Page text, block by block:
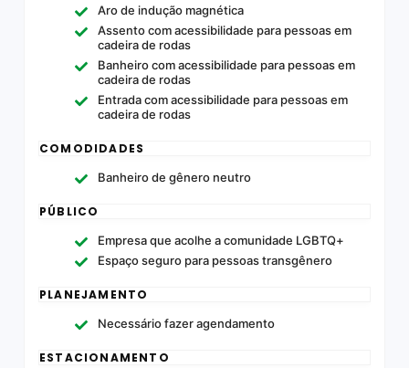
Aro de indução magnética
Assento com acessibilidade para pessoas em
cadeira de rodas
Banheiro com acessibilidade para pessoas em
cadeira de rodas
Entrada com acessibilidade para pessoas em
cadeira de rodas
COMODIDADES
Banheiro de gênero neutro
PÚBLICO
Empresa que acolhe a comunidade LGBTQ+
Espaço seguro para pessoas transgênero
PLANEJAMENTO
Necessário fazer agendamento
ESTACIONAMENTO